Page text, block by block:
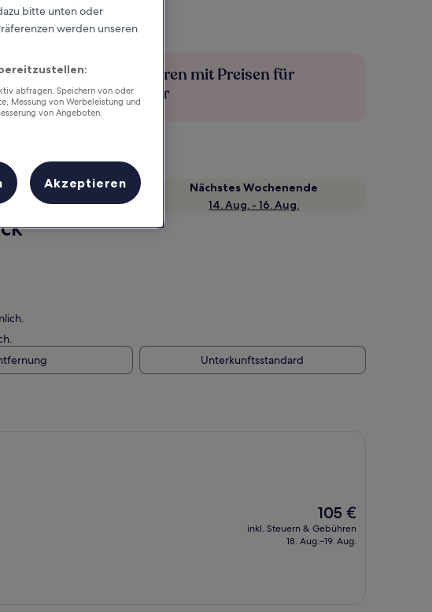
Mehr sparen mit Preisen für
Mitglieder
Wochenende
- 9. Aug.
Nächstes Wochenende
14. Aug. - 16. Aug.
Unterkunftsstandard
Der
Preis
beträgt
105 €
inkl. Steuern & Gebühren
18. Aug.–19. Aug.
bitte unten oder
werden unseren
abfragen. Speichern von oder
Messung von Werbeleistung und
von Angeboten.
Akzeptieren